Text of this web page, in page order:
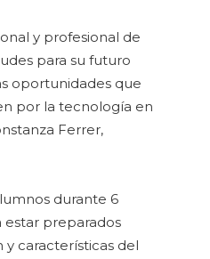
y profesional de
para su futuro
oportunidades que
por la tecnología en
Ferrer,
durante 6
estar preparados
características del